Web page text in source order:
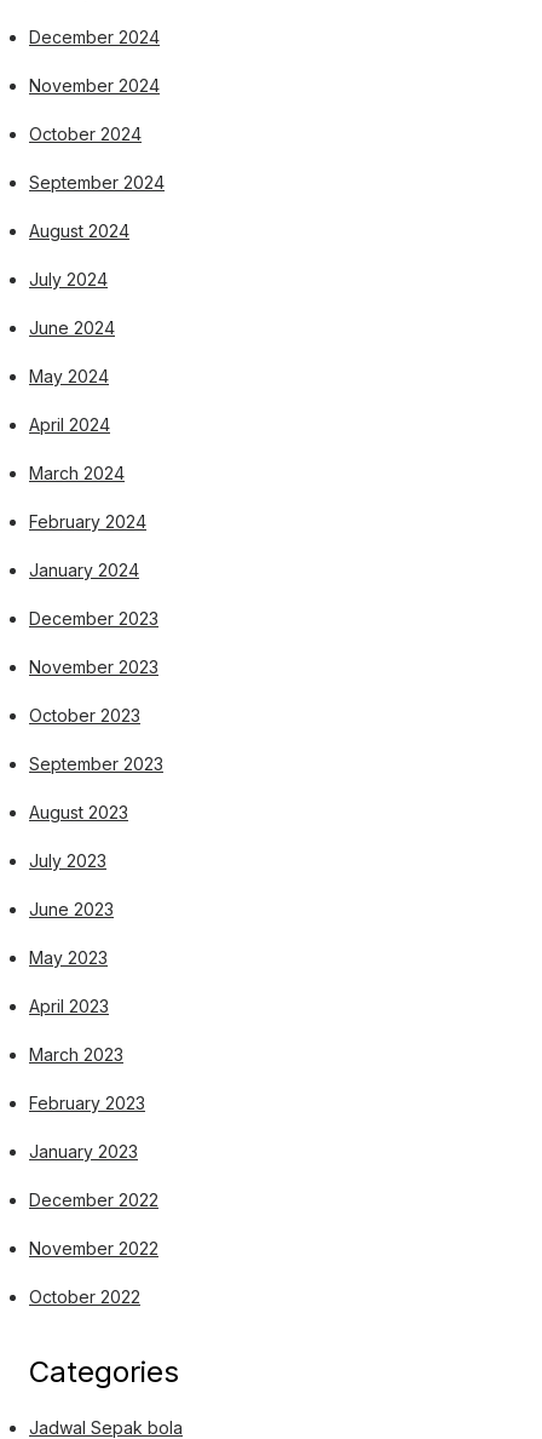
December 2024
November 2024
October 2024
September 2024
August 2024
July 2024
June 2024
May 2024
April 2024
March 2024
February 2024
January 2024
December 2023
November 2023
October 2023
September 2023
August 2023
July 2023
June 2023
May 2023
April 2023
March 2023
February 2023
January 2023
December 2022
November 2022
October 2022
Categories
Jadwal Sepak bola